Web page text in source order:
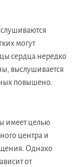
могут
сердца нередко
выслушивается
повышено.
имеет целью
центра и
Однако
от